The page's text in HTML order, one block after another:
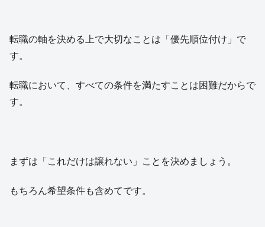
転職の軸を決める上で大切なことは「優先順位付け」で
す。
転職において、すべての条件を満たすことは困難だからで
す。
まずは「これだけは譲れない」ことを決めましょう。
もちろん希望条件も含めてです。